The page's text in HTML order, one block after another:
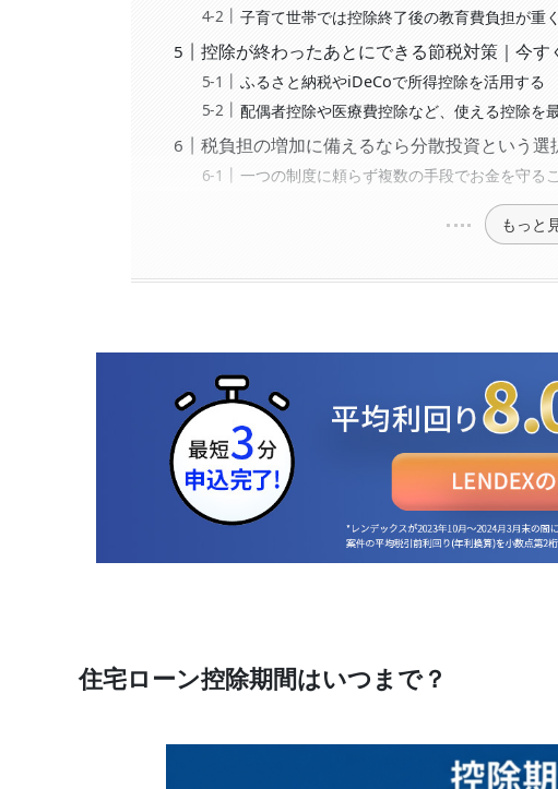
子育て世帯では控除終了後の教育費負担が重
控除が終わったあとにできる節税対策｜今
ふるさと納税やiDeCoで所得控除を活用する
配偶者控除や医療費控除など、使える控除を
税負担の増加に備えるなら分散投資という選
一つの制度に頼らず複数の手段でお金を守る
もっと
住宅ローン控除期間はいつまで？